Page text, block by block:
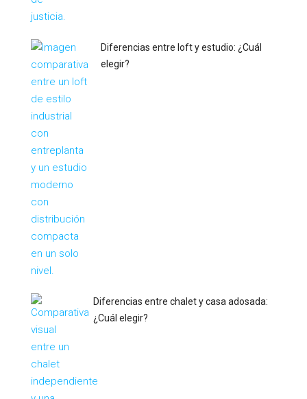
Diferencias entre loft y estudio: ¿Cuál
elegir?
Diferencias entre chalet y casa adosada:
¿Cuál elegir?